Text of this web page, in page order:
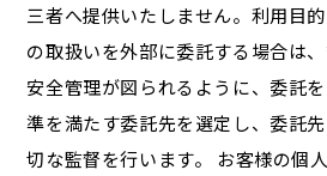
三者へ提供いたしません。利用目
の取扱いを外部に委託する場合は
安全管理が図られるように、委託
準を満たす委託先を選定し、委託
切な監督を行います。 お客様の個